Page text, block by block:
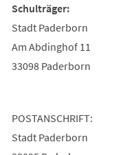
Schulträger:
Stadt Paderborn
Am Abdinghof 11
33098 Paderborn
POSTANSCHRIFT:
Stadt Paderborn